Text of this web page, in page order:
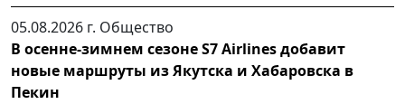
05.08.2026 г. Общество
В осенне-зимнем сезоне S7 Airlines добавит
новые маршруты из Якутска и Хабаровска в
Пекин